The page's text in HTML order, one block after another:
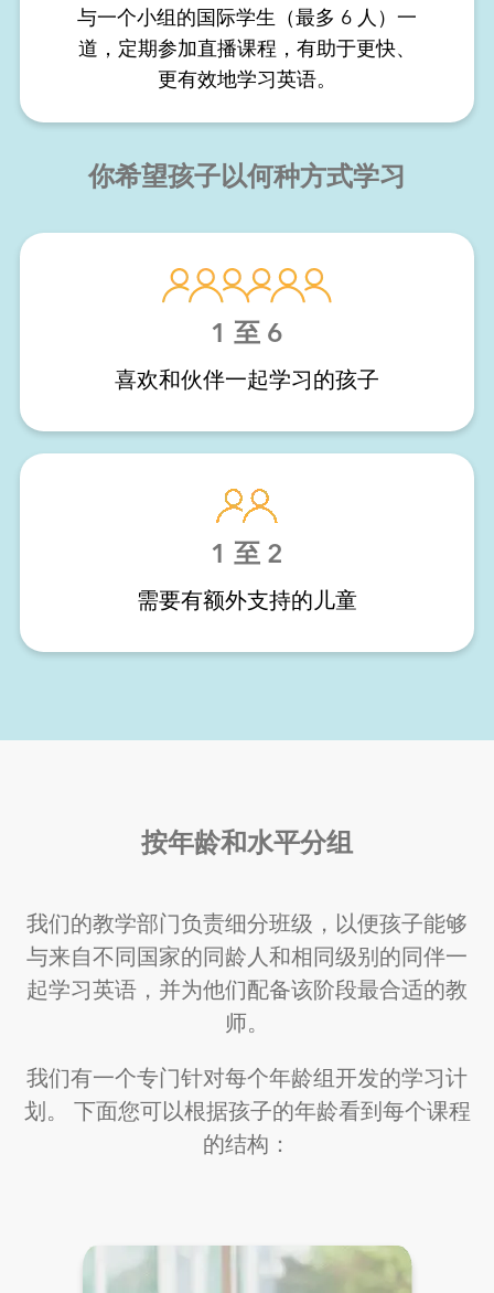
与一个小组的国际学生（最多 6 人）一
道，定期参加直播课程，有助于更快、
更有效地学习英语。
你希望孩子以何种方式学习
1 至 6
喜欢和伙伴一起学习的孩子
1 至 2
需要有额外支持的儿童
按年龄和水平分组
我们的教学部门负责细分班级，以便孩子能够
与来自不同国家的同龄人和相同级别的同伴一
起学习英语，并为他们配备该阶段最合适的教
师。
我们有一个专门针对每个年龄组开发的学习计
划。 下面您可以根据孩子的年龄看到每个课程
的结构：